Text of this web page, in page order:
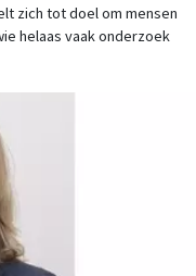
zich tot doel om mensen
helaas vaak onderzoek